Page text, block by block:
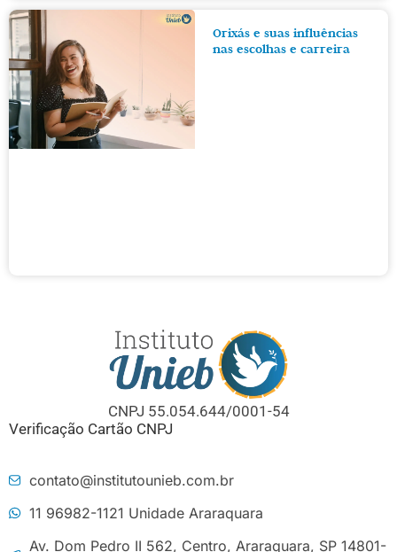
Orixás e suas influências
nas escolhas e carreira
CNPJ 55.054.644/0001-54
Verificação Cartão CNPJ
contato@institutounieb.com.br
11 96982-1121 Unidade Araraquara
Av. Dom Pedro II 562, Centro, Araraquara, SP 14801-